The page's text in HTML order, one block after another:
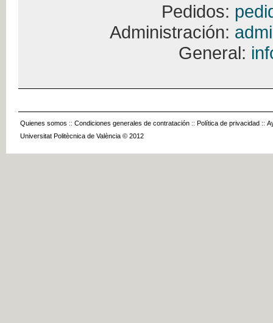
Pedidos:
Administración:
General:
Quienes somos :: Condiciones generales de contratación :: Política de privacidad ::
Universitat Politècnica de València © 2012